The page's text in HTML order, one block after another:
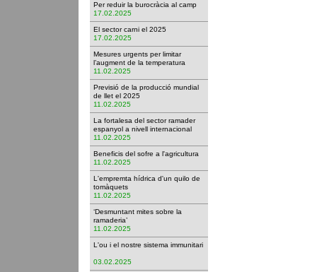
Per reduir la burocràcia al camp
17.02.2025
El sector carni el 2025
17.02.2025
Mesures urgents per limitar
l’augment de la temperatura
11.02.2025
Previsió de la producció mundial
de llet el 2025
11.02.2025
La fortalesa del sector ramader
espanyol a nivell internacional
11.02.2025
Beneficis del sofre a l'agricultura
11.02.2025
L'empremta hídrica d'un quilo de
tomàquets
11.02.2025
‘Desmuntant mites sobre la
ramaderia’
11.02.2025
L'ou i el nostre sistema immunitari
03.02.2025